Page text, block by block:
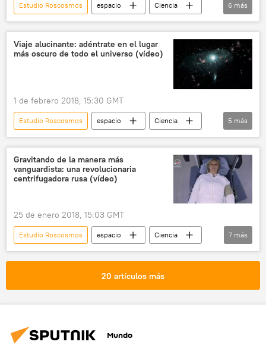
Estudio Roscosmos espacio
Ciencia
Internacional
Rusia
Tierra
asteroide
asteroide próximo a la Tierra (NEA)
noticias
6 más
Viaje alucinante: adéntrate en el lugar
más oscuro de todo el universo (vídeo)
1 de febrero 2018, 15:30 GMT
Estudio Roscosmos espacio
Ciencia
Universo
Roscosmos
oscuridad
🪐 Astronomía
noticias
5 más
Gravitando de la manera más
vanguardista: una revolucionaria
centrifugadora rusa (vídeo)
25 de enero 2018, 15:03 GMT
Estudio Roscosmos espacio
Ciencia
Internacional
Rusia
Roscosmos
ingravidez
noticias
7 más
20 artículos más
Mundo